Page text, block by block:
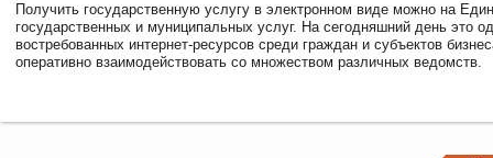
Получить государственную услугу в электронном виде можно на
государственных и муниципальных услуг. На сегодняшний день это
востребованных интернет-ресурсов среди граждан и субъектов
оперативно взаимодействовать со множеством различных ведомств.